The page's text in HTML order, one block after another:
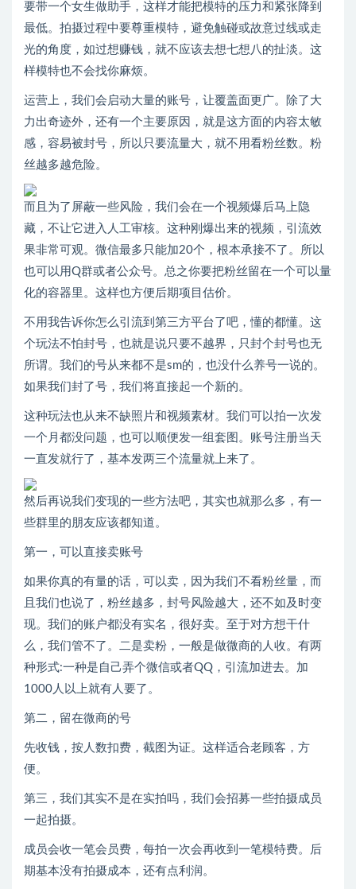
要带一个女生做助手，这样才能把模特的压力和紧张降到
最低。拍摄过程中要尊重模特，避免触碰或故意过线或走
光的角度，如过想赚钱，就不应该去想七想八的扯淡。这
样模特也不会找你麻烦。
运营上，我们会启动大量的账号，让覆盖面更广。除了大
力出奇迹外，还有一个主要原因，就是这方面的内容太敏
感，容易被封号，所以只要流量大，就不用看粉丝数。粉
丝越多越危险。
而且为了屏蔽一些风险，我们会在一个视频爆后马上隐
藏，不让它进入人工审核。这种刚爆出来的视频，引流效
果非常可观。微信最多只能加20个，根本承接不了。所以
也可以用Q群或者公众号。总之你要把粉丝留在一个可以量
化的容器里。这样也方便后期项目估价。
不用我告诉你怎么引流到第三方平台了吧，懂的都懂。这
个玩法不怕封号，也就是说只要不越界，只封个封号也无
所谓。我们的号从来都不是sm的，也没什么养号一说的。
如果我们封了号，我们将直接起一个新的。
这种玩法也从来不缺照片和视频素材。我们可以拍一次发
一个月都没问题，也可以顺便发一组套图。账号注册当天
一直发就行了，基本发两三个流量就上来了。
然后再说我们变现的一些方法吧，其实也就那么多，有一
些群里的朋友应该都知道。
第一，可以直接卖账号
如果你真的有量的话，可以卖，因为我们不看粉丝量，而
且我们也说了，粉丝越多，封号风险越大，还不如及时变
现。我们的账户都没有实名，很好卖。至于对方想干什
么，我们管不了。二是卖粉，一般是做微商的人收。有两
种形式:一种是自己弄个微信或者QQ，引流加进去。加
1000人以上就有人要了。
第二，留在微商的号
先收钱，按人数扣费，截图为证。这样适合老顾客，方
便。
第三，我们其实不是在实拍吗，我们会招募一些拍摄成员
一起拍摄。
成员会收一笔会员费，每拍一次会再收到一笔模特费。后
期基本没有拍摄成本，还有点利润。